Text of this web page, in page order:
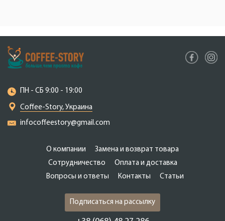
ПН - СБ 9:00 - 19:00
Coffee-Story, Украина
infocoffeestory@gmail.com
О компании
Замена и возврат товара
Сотрудничество
Оплата и доставка
Вопросы и ответы
Контакты Статьи
Подписаться на рассылку